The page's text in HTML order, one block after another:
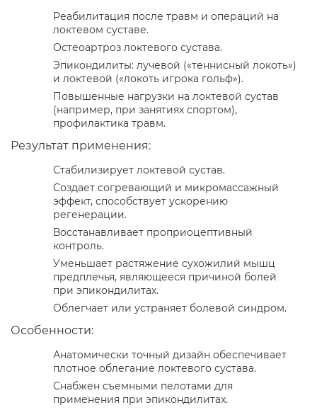
Реабилитация после травм и операций на
локтевом суставе.
Остеоартроз локтевого сустава.
Эпикондилиты: лучевой («теннисный локоть»)
и локтевой («локоть игрока гольф»).
Повышенные нагрузки на локтевой сустав
(например, при занятиях спортом),
профилактика травм.
Результат применения:
Стабилизирует локтевой сустав.
Создает согревающий и микромассажный
эффект, способствует ускорению
регенерации.
Восстанавливает проприоцептивный
контроль.
Уменьшает растяжение сухожилий мышц
предплечья, являющееся причиной болей
при эпикондилитах.
Облегчает или устраняет болевой синдром.
Особенности:
Анатомически точный дизайн обеспечивает
плотное облегание локтевого сустава.
Снабжен съемными пелотами для
применения при эпикондилитах.